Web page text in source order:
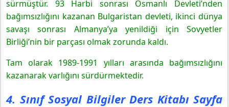
sürmüştür. 93 Harbi sonrası Osmanlı Devleti’nden
bağımsızlığını kazanan Bulgaristan devleti, ikinci dünya
savaşı sonrası Almanya’ya yenildiği için Sovyetler
Birliği’nin bir parçası olmak zorunda kaldı.
Tam olarak 1989-1991 yılları arasında bağımsızlığını
kazanarak varlığını sürdürmektedir.
4. Sınıf Sosyal Bilgiler Ders Kitabı Sayfa